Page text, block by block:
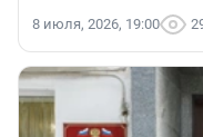
8 июля, 2026, 19:00